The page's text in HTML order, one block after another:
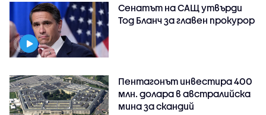
Сенатът на САЩ утвърди
Тод Бланч за главен прокурор
Пентагонът инвестира 400
млн. долара в австралийска
мина за скандий